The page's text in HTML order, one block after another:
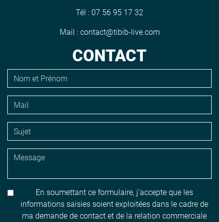
Tél : 07 56 95 17 32
Mail : contact@tibib-live.com
CONTACT
En soumettant ce formulaire, j'accepte que les
informations saisies soient exploitées dans le cadre de
ma demande de contact et de la relation commerciale